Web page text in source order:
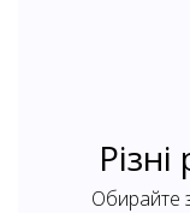
Різні
Обирайте